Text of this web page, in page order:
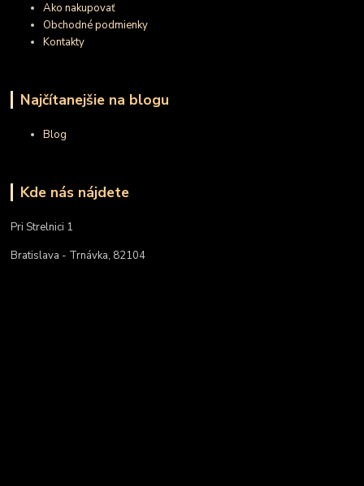
Ako nakupovať
Obchodné podmienky
Kontakty
Najčítanejšie na blogu
Blog
Kde nás nájdete
Pri Strelnici 1
Bratislava - Trnávka, 82104